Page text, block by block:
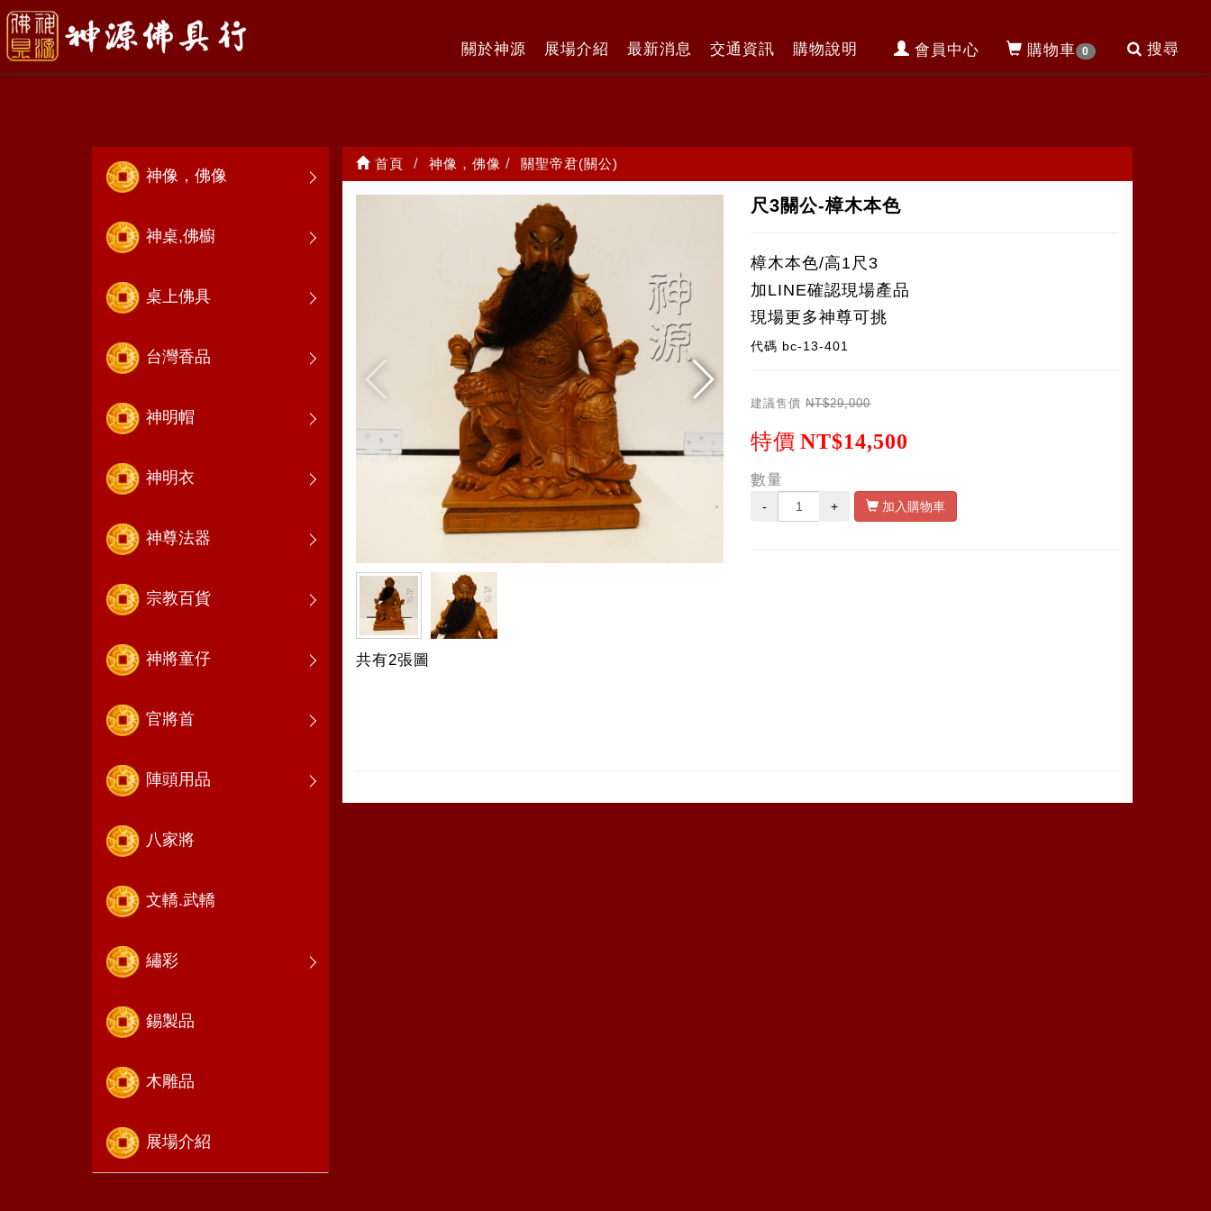
會員中心 購物車 0 搜尋
關於神源 展場介紹 最新消息 交通資訊 購物說明
關聖帝君(關公)
神像，佛像
神桌,佛櫥
桌上佛具
台灣香品
神明帽
神明衣
神尊法器
宗教百貨
神將童仔
官將首
陣頭用品
八家將
文轎.武轎
繡彩
錫製品
木雕品
展場介紹
首頁 神像，佛像 關聖帝君(關公)
共有2張圖
尺3關公-樟木本色
樟木本色/高1尺3
加LINE確認現場產品
現場更多神尊可挑
代碼 bc-13-401
建議售價 NT$29,000
特價 NT$14,500
數量
- + 加入購物車